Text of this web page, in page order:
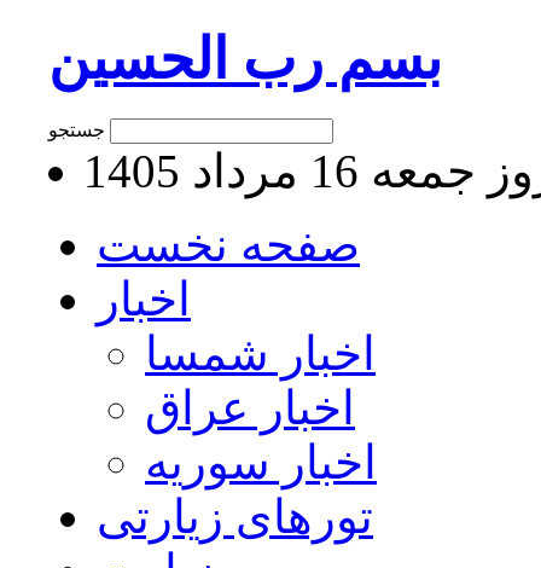
بسم رب الحسین
16 مرداد 1405
صفحه نخست
اخبار
اخبار شمسا
اخبار عراق
اخبار سوریه
تورهای زیارتی